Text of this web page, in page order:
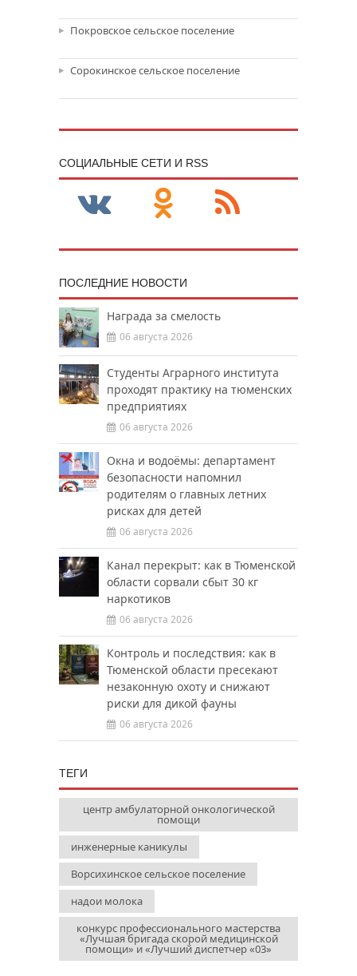
Покровское сельское поселение
Сорокинское сельское поселение
CОЦИАЛЬНЫЕ СЕТИ И RSS
ПОСЛЕДНИЕ НОВОСТИ
Награда за смелость
06 августа 2026
Студенты Аграрного института
проходят практику на тюменских
предприятиях
06 августа 2026
Окна и водоёмы: департамент
безопасности напомнил
родителям о главных летних
рисках для детей
06 августа 2026
Канал перекрыт: как в Тюменской
области сорвали сбыт 30 кг
наркотиков
06 августа 2026
Контроль и последствия: как в
Тюменской области пресекают
незаконную охоту и снижают
риски для дикой фауны
06 августа 2026
ТЕГИ
центр амбулаторной онкологической
помощи
инженерные каникулы
Ворсихинское сельское поселение
надои молока
конкурс профессионального мастерства
«Лучшая бригада скорой медицинской
помощи» и «Лучший диспетчер «03»